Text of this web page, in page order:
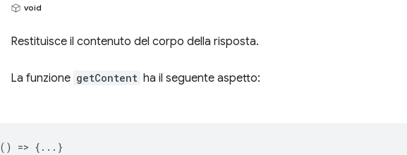
void
Restituisce il contenuto del corpo della risposta.
La funzione getContent ha il seguente aspetto:
() => {...}